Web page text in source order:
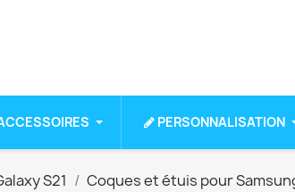
PERSONNALISATION
S21 Coques et étuis pour